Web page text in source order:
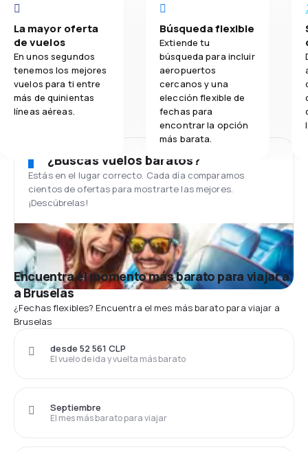
La mayor oferta
de vuelos
En unos segundos
tenemos los mejores
vuelos para ti entre
más de quinientas
líneas aéreas.
Búsqueda flexible
Extiende tu
búsqueda para incluir
aeropuertos
cercanos y una
elección flexible de
fechas para
encontrar la opción
más barata.
¿Buscas vuelos baratos?
Estás en el lugar correcto. Cada día comparamos
cientos de ofertas para mostrarte las mejores.
¡Descúbrelas!
Encuentra el momento más barato para viajar a
a Bruselas
¿Fechas flexibles? Encuentra el mes más barato para viajar a
Bruselas
El vuelo de ida y vuelta más barato
desde 52 561 CLP
El mes más barato para viajar
Septiembre